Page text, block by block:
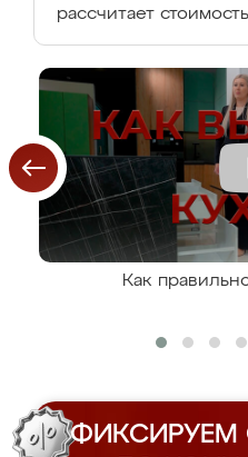
рассчитает
Как
ФИКСИРУЕМ